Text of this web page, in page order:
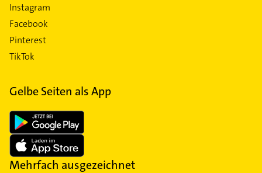
Instagram
Facebook
Pinterest
TikTok
Gelbe Seiten als App
Mehrfach ausgezeichnet